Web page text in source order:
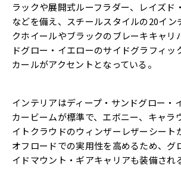
ラックや展開式ルーフラダー、レイズド
などを備え、スチールスタイルの20イン
クホイールやブラックのブレーキキャリ
ドグロー・イエローのサイドグラフィッ
カールがアクセントとなっている。
インテリアはディープ・サンドグロー・
カービームが標準で、エボニー、キャラ
イトクラウドのウィンザーレザーシート
オフロードでの実用性を高めるため、グ
イドマウント・ギアキャリアも装備され